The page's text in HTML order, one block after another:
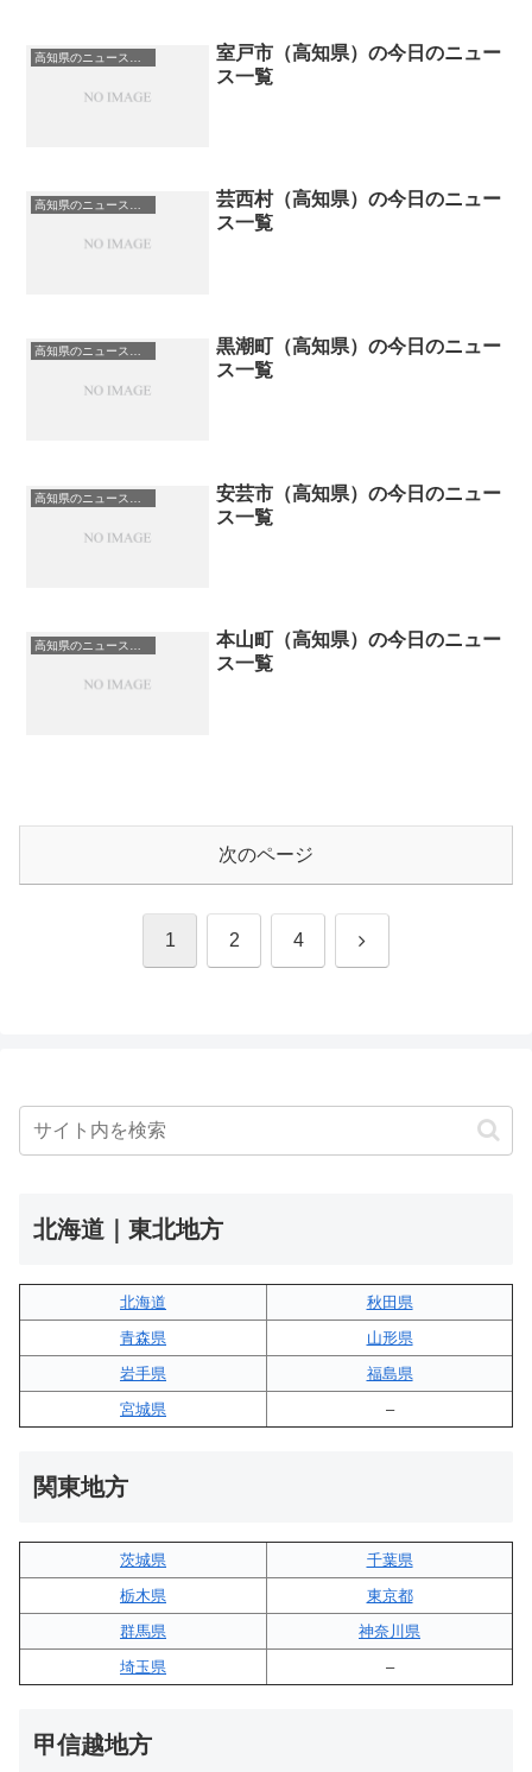
室戸市（高知県）の今日のニュー
ス一覧
芸西村（高知県）の今日のニュー
ス一覧
高知県のニュース一覧
黒潮町（高知県）の今日のニュー
ス一覧
安芸市（高知県）の今日のニュー
ス一覧
本山町（高知県）の今日のニュー
ス一覧
次のページ
1 2 4 次
北海道｜東北地方
北海道
秋田県
青森県
山形県
岩手県
福島県
宮城県
–
関東地方
茨城県
千葉県
栃木県
東京都
群馬県
神奈川県
埼玉県
–
甲信越地方